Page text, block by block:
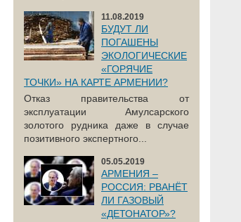
11.08.2019
БУДУТ ЛИ
ПОГАШЕНЫ
ЭКОЛОГИЧЕСКИЕ
«ГОРЯЧИЕ
ТОЧКИ» НА КАРТЕ АРМЕНИИ?
Отказ правительства от
эксплуатации Амулсарского
золотого рудника даже в случае
позитивного экспертного...
05.05.2019
АРМЕНИЯ –
РОССИЯ: РВАНЁТ
ЛИ ГАЗОВЫЙ
«ДЕТОНАТОР»?